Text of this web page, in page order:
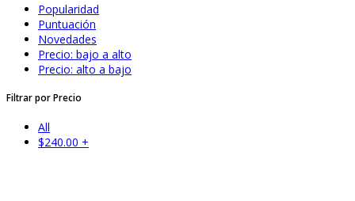
Popularidad
Puntuación
Novedades
Precio: bajo a alto
Precio: alto a bajo
Filtrar por Precio
All
$240.00 +